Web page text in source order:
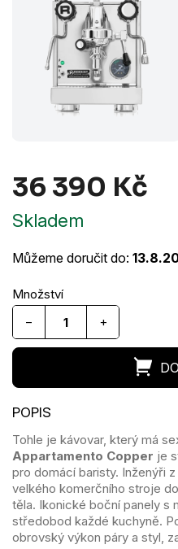
36 390 Kč
Skladem
Můžeme doručit do:
+
−
Tohle je kávovar, který má
Appartamento Copper je
pro domácí baristy. Inženýři
velkého komerčního stroje
těla. Ikonické boční panely s
středobod každé kuchyně.
obrovský výkon páry a styl,